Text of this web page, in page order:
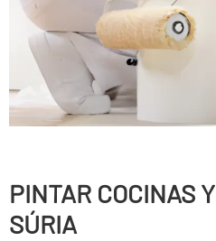
PINTAR COCINAS
SÚRIA